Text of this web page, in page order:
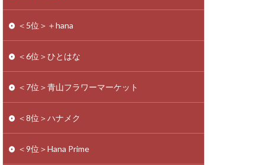
＜5位＞＋hana
＜6位＞ひとはな
＜7位＞青山フラワーマーケット
＜8位＞ハナメク
＜9位＞Hana Prime